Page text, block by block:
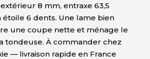
8 mm, entraxe 63,5
étoile 6 dents. Une lame bien
une coupe nette et ménage le
tondeuse. À commander chez
— livraison rapide en France